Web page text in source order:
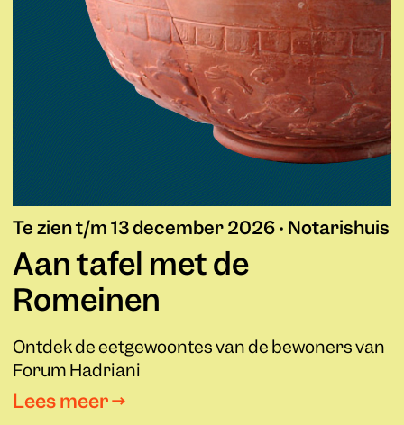
Te zien t/m 13 december 2026 • Notarishuis
Aan tafel met de
Romeinen
Ontdek de eetgewoontes van de bewoners van
Forum Hadriani
Lees meer →